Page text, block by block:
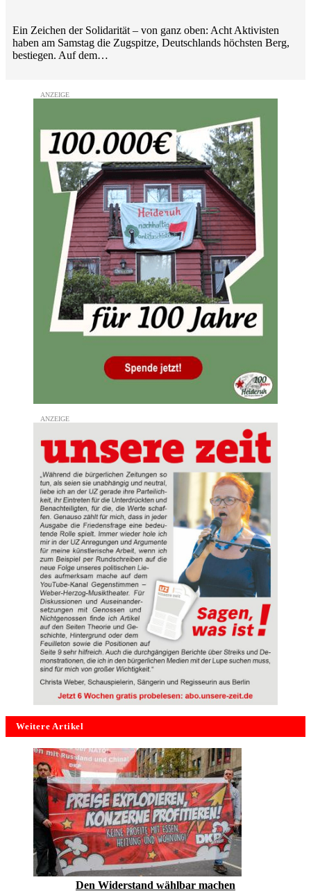
Ein Zeichen der Solidarität – von ganz oben: Acht Aktivisten
haben am Samstag die Zugspitze, Deutschlands höchsten Berg,
bestiegen. Auf dem…
Weitere Artikel
Den Widerstand wählbar machen